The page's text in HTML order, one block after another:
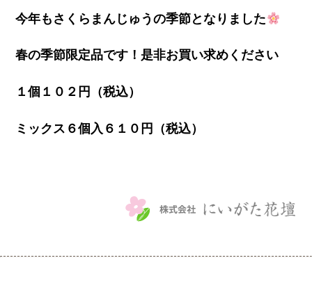
今年もさくらまんじゅうの季節となりました
春の季節限定品です！是非お買い求めください
１個１０２円（税込）
ミックス６個入６１０円（税込）